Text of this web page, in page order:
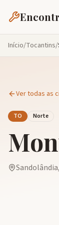
Início/Tocantins/
Ver todas as
TO Norte
Sandolândia,